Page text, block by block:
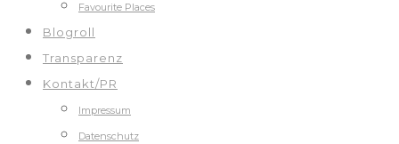
Favourite Places
Blogroll
Transparenz
Kontakt/PR
Impressum
Datenschutz